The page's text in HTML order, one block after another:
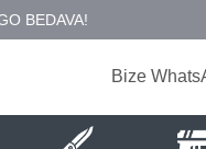
Bize